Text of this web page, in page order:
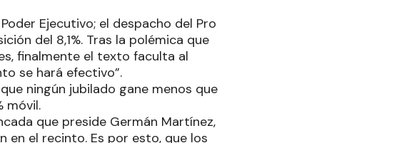
Ejecutivo; el despacho del Pro
del 8,1%. Tras la polémica que
finalmente el texto faculta al
se hará efectivo”.
ningún jubilado gane menos que
móvil.
que preside Germán Martínez,
en el recinto. Es por esto, que los